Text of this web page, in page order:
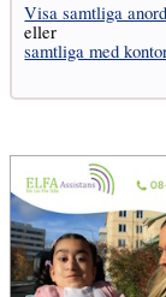
Visa samtliga
eller
samtliga med